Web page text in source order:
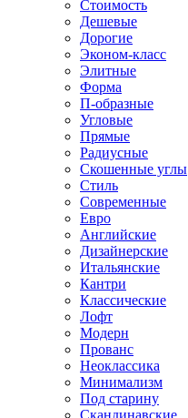
Стоимость
Дешевые
Дорогие
Эконом-класс
Элитные
Форма
П-образные
Угловые
Прямые
Радиусные
Скошенные углы
Стиль
Современные
Евро
Английские
Дизайнерские
Итальянские
Кантри
Классические
Лофт
Модерн
Прованс
Неоклассика
Минимализм
Под старину
Скандинавские